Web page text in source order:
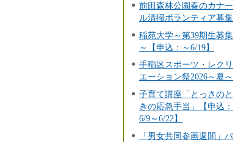
前田森林公園春のカナー
ル清掃ボランティア募集
稲苑大学～第39期生募集
～【申込：～6/19】
手稲区スポーツ・レクリ
エーション祭2026～夏～
子育て講座「とっさのと
きの応急手当」【申込：
6/9～6/22】
「男女共同参画週間」パ